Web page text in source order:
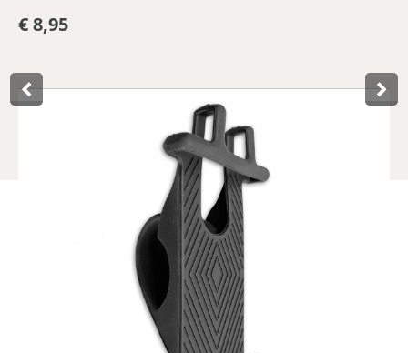
€ 8,95
Product­omschrijving
Ce support universel pour smartphone de Lynx se fixe
facilement à tout type de guidon, grâce à sa sangle
élastique en silicone. Le matériau flexible garantit que les
téléphones dont la taille de l'écran est comprise entre 4 et